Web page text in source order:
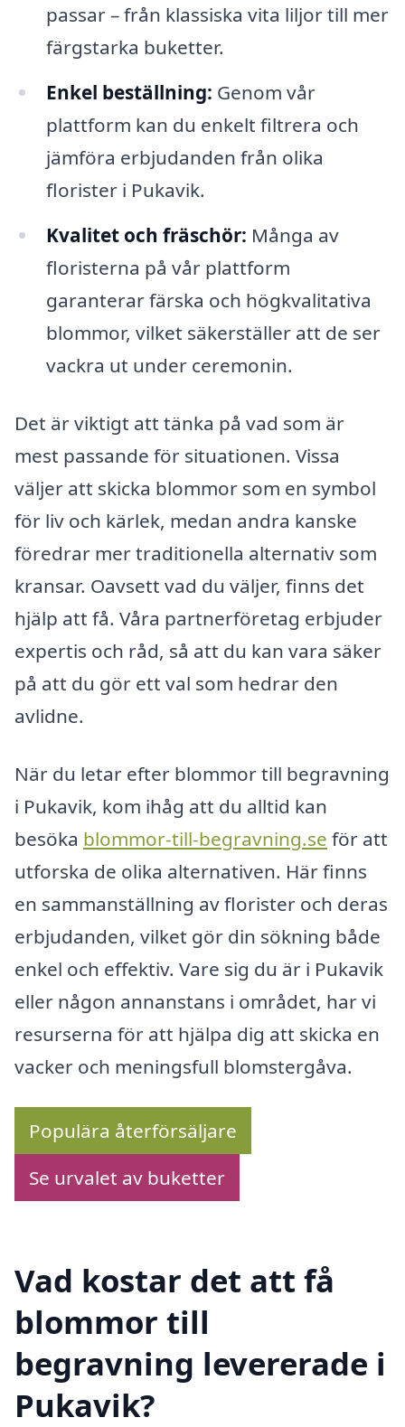
passar – från klassiska vita liljor till mer
färgstarka buketter.
Enkel beställning: Genom vår
plattform kan du enkelt filtrera och
jämföra erbjudanden från olika
florister i Pukavik.
Kvalitet och fräschör: Många av
floristerna på vår plattform
garanterar färska och högkvalitativa
blommor, vilket säkerställer att de ser
vackra ut under ceremonin.
Det är viktigt att tänka på vad som är
mest passande för situationen. Vissa
väljer att skicka blommor som en symbol
för liv och kärlek, medan andra kanske
föredrar mer traditionella alternativ som
kransar. Oavsett vad du väljer, finns det
hjälp att få. Våra partnerföretag erbjuder
expertis och råd, så att du kan vara säker
på att du gör ett val som hedrar den
avlidne.
När du letar efter blommor till begravning
i Pukavik, kom ihåg att du alltid kan
besöka blommor-till-begravning.se för att
utforska de olika alternativen. Här finns
en sammanställning av florister och deras
erbjudanden, vilket gör din sökning både
enkel och effektiv. Vare sig du är i Pukavik
eller någon annanstans i området, har vi
resurserna för att hjälpa dig att skicka en
vacker och meningsfull blomstergåva.
Populära återförsäljare
Se urvalet av buketter
Vad kostar det att få
blommor till
begravning levererade i
Pukavik?